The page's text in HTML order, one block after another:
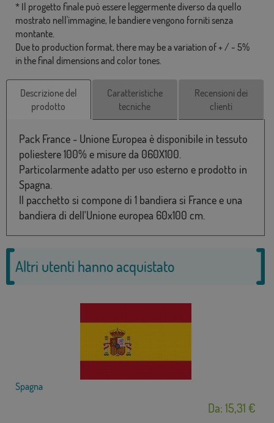
* Il progetto finale può essere leggermente diverso da quello
mostrato nell'immagine, le bandiere vengono forniti senza
montante.
Due to production format, there may be a variation of + / - 5%
in the final dimensions and color tones.
Descrizione del
prodotto
Caratteristiche
tecniche
Recensioni dei
clienti
Pack France - Unione Europea è disponibile in tessuto
poliestere 100% e misure da 060X100.
Particolarmente adatto per uso esterno e prodotto in
Spagna.
Il pacchetto si compone di 1 bandiera si France e una
bandiera di dell'Unione europea 60x100 cm.
Altri utenti hanno acquistato
Spagna
Da: 15,31 €